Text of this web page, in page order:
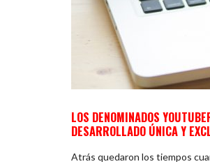
LOS DENOMINADOS
DESARROLLADO ÚNICA Y
Atrás quedaron los tiempos